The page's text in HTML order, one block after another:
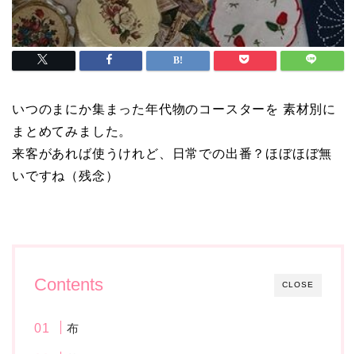
いつのまにか集まった年代物のコースターを 素材別に
まとめてみました。
来客があれば使うけれど、日常での出番？ほぼほぼ無
いですね（残念）
CLOSE
Contents
布